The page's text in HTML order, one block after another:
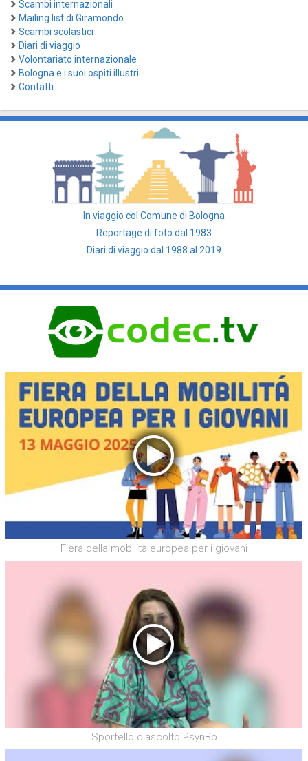
Scambi internazionali
Mailing list di Giramondo
Scambi scolastici
Diari di viaggio
Volontariato internazionale
Bologna e i suoi ospiti illustri
Contatti
In viaggio col Comune di Bologna
Reportage di foto dal 1983
Diari di viaggio dal 1988 al 2019
Fiera della mobilità europea per i giovani
Sportello d'ascolto PsynBo